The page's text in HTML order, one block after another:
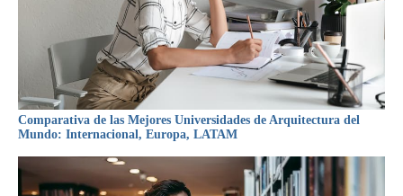
Comparativa de las Mejores Universidades de Arquitectura del
Mundo: Internacional, Europa, LATAM